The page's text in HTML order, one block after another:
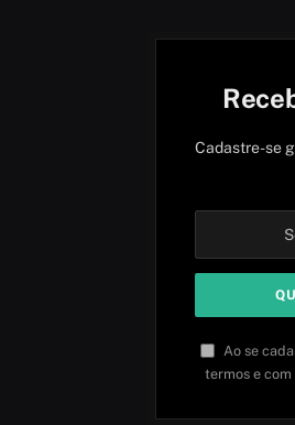
Cadastre-se
Ao se
termos e com